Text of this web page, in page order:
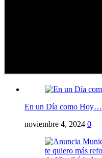
En un Día como Hoy…
noviembre 4, 2024 0